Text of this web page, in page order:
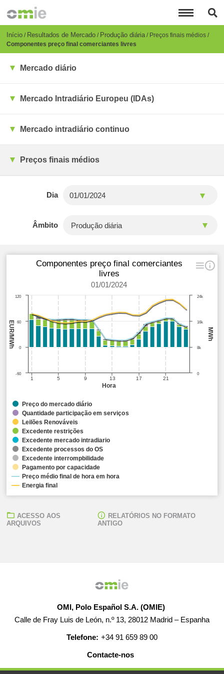
para
conteúdo
principal
Breadcrumb
Início Resultados de Mercado Produção diária Preços finais médios
Componentes preço final comerciantes livres
Mercado diário
Mercado Intradiário Europeu (IDAs)
Mercado intradiário continuo
Preços finais médios
Dia
Âmbito
Hora
MWh
EUR/MWh
Componentes preço final comerciantes
livres
01/01/2024
1 5 9 13 17 21
0
24k
8k
16k
0
120
-60
60
Preço do mercado diário
Quantidade participação em serviços
Leilões Renováveis
Excedente restrições
Excedente mercado intradiario
Excedente processos do OS
Excedente interrompbilidade
Pagamento por capacidade
Preço médio final de hora em hora
Energia final
ACESSO AOS
ARQUIVOS
RELATÓRIOS NO FORMATO
ANTIGO
OMI, Polo Español S.A. (OMIE)
Calle de Fray Luis de León, n.º 13, 28012 Madrid – Espanha
Telefone: +34 91 659 89 00
Contacte-nos